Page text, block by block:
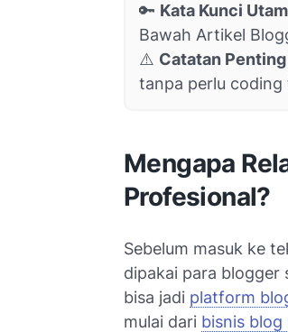
🔑 Kata Kunci
Bawah Artikel
⚠️ Catatan Penting
tanpa perlu
Mengapa
Profesional?
Sebelum masuk ke
dipakai para blogger
bisa jadi platform
mulai dari bisnis blog